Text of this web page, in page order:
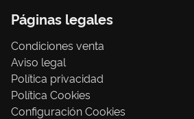
Páginas legales
Condiciones venta
Aviso legal
Política privacidad
Política Cookies
Configuración Cookies